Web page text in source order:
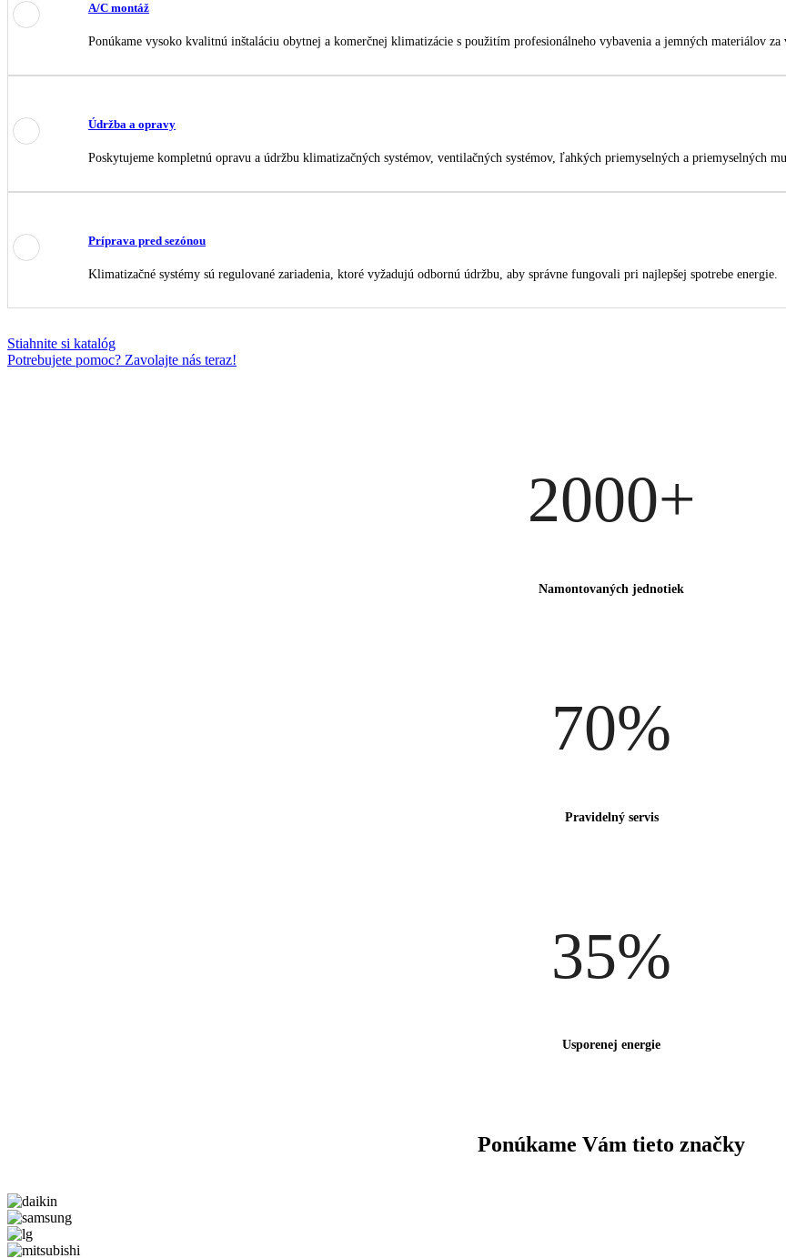
A/C montáž
Ponúkame vysoko kvalitnú inštaláciu obytnej a komerčnej klimatizácie s použitím profesionálneho vybavenia a jemných materiálov za
Údržba a opravy
Poskytujeme kompletnú opravu a údržbu klimatizačných systémov, ventilačných systémov, ľahkých priemyselných a priemyselných
Príprava pred sezónou
Klimatizačné systémy sú regulované zariadenia, ktoré vyžadujú odbornú údržbu, aby správne fungovali pri najlepšej spotrebe energie.
Stiahnite si katalóg
Potrebujete pomoc? Zavolajte nás teraz!
2000+
Namontovaných jednotiek
70%
Pravidelný servis
35%
Usporenej energie
Ponúkame Vám tieto značky